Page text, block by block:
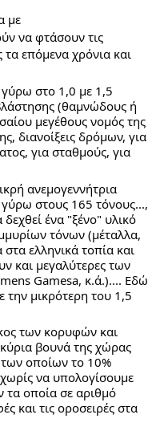
με
να φτάσουν τις
επόμενα χρόνια και
γύρω στο 1,0 με 1,5
(θαμνώδους ή
μεγέθους νομός της
διανοίξεις δρόμων, για
για σταθμούς, για
ανεμογεννήτρια
στους 165 τόνους...,
ένα "ξένο" υλικό
τόνων (μέταλλα,
ελληνικά τοπία και
και μεγαλύτερες των
Gamesa, κ.ά.).... Εδώ
την μικρότερη του 1,5
των κορυφών και
βουνά της χώρας
οποίων το 10%
να υπολογίσουμε
οποία σε αριθμό
και τις οροσειρές στα